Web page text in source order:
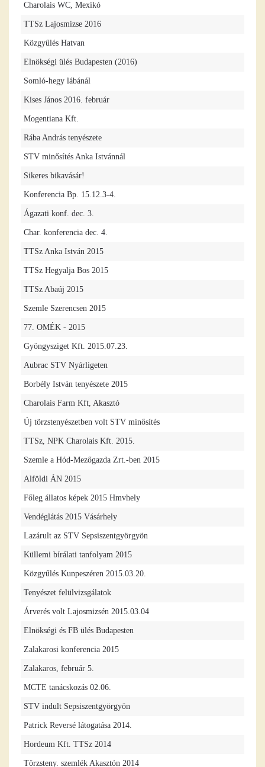
Charolais WC, Mexikó
TTSz Lajosmizse 2016
Közgyűlés Hatvan
Elnökségi ülés Budapesten (2016)
Somló-hegy lábánál
Kises János 2016. február
Mogentiana Kft.
Rába András tenyészete
STV minősítés Anka Istvánnál
Sikeres bikavásár!
Konferencia Bp. 15.12.3-4.
Ágazati konf. dec. 3.
Char. konferencia dec. 4.
TTSz Anka István 2015
TTSz Hegyalja Bos 2015
TTSz Abaúj 2015
Szemle Szerencsen 2015
77. OMÉK - 2015
Gyöngysziget Kft. 2015.07.23.
Aubrac STV Nyárligeten
Borbély István tenyészete 2015
Charolais Farm Kft, Akasztó
Új törzstenyészetben volt STV minősítés
TTSz, NPK Charolais Kft. 2015.
Szemle a Hód-Mezőgazda Zrt.-ben 2015
Alföldi ÁN 2015
Főleg állatos képek 2015 Hmvhely
Vendéglátás 2015 Vásárhely
Lazárult az STV Sepsiszentgyörgyön
Küllemi bírálati tanfolyam 2015
Közgyűlés Kunpeszéren 2015.03.20.
Tenyészet felülvizsgálatok
Árverés volt Lajosmizsén 2015.03.04
Elnökségi és FB ülés Budapesten
Zalakarosi konferencia 2015
Zalakaros, február 5.
MCTE tanácskozás 02.06.
STV indult Sepsiszentgyörgyön
Patrick Reversé látogatása 2014.
Hordeum Kft. TTSz 2014
Törzsteny. szemlék Akasztón 2014